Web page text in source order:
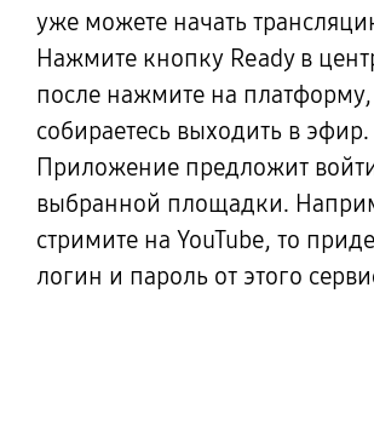
уже можете начать
Нажмите кнопкуReady в
после нажмите на платформу,
собираетесь выходить в эфир.
Приложение предложит
выбранной площадки.
стримите на YouTube, то
логин и пароль от этого